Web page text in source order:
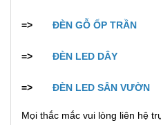
=> ĐÈN GỖ ỐP TRẦN
=> ĐÈN LED DÂY
=> ĐÈN LED SÂN VƯỜN
Mọi thắc mắc vui lòng liên hệ